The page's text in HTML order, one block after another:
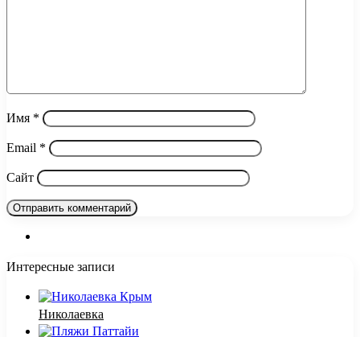
Имя *
Email *
Сайт
Интересные записи
Николаевка